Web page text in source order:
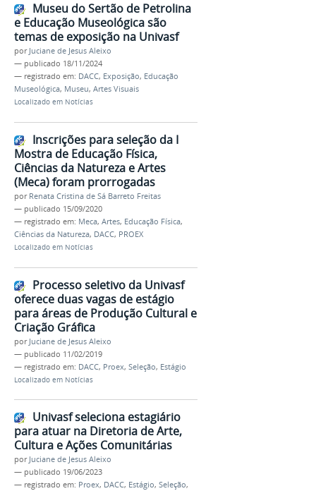
Museu do Sertão de Petrolina
e Educação Museológica são
temas de exposição na Univasf
por Juciane de Jesus Aleixo
— publicado 18/11/2024
— registrado em: DACC, Exposição, Educação
Museológica, Museu, Artes Visuais
Localizado em Notícias
Inscrições para seleção da I
Mostra de Educação Física,
Ciências da Natureza e Artes
(Meca) foram prorrogadas
por Renata Cristina de Sá Barreto Freitas
— publicado 15/09/2020
— registrado em: Meca, Artes, Educação Física,
Ciências da Natureza, DACC, PROEX
Localizado em Notícias
Processo seletivo da Univasf
oferece duas vagas de estágio
para áreas de Produção Cultural e
Criação Gráfica
por Juciane de Jesus Aleixo
— publicado 11/02/2019
— registrado em: DACC, Proex, Seleção, Estágio
Localizado em Notícias
Univasf seleciona estagiário
para atuar na Diretoria de Arte,
Cultura e Ações Comunitárias
por Juciane de Jesus Aleixo
— publicado 19/06/2023
— registrado em: Proex, DACC, Estágio, Seleção,